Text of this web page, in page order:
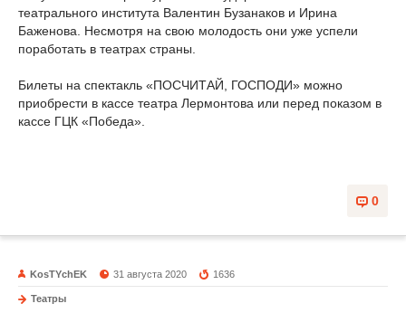
театрального института Валентин Бузанаков и Ирина
Баженова. Несмотря на свою молодость они уже успели
поработать в театрах страны.
Билеты на спектакль «ПОСЧИТАЙ, ГОСПОДИ» можно
приобрести в кассе театра Лермонтова или перед показом в
кассе ГЦК «Победа».
0
KosTYchEK 31 августа 2020 1636
Театры